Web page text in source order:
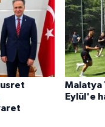
Malatya
Eylül'e